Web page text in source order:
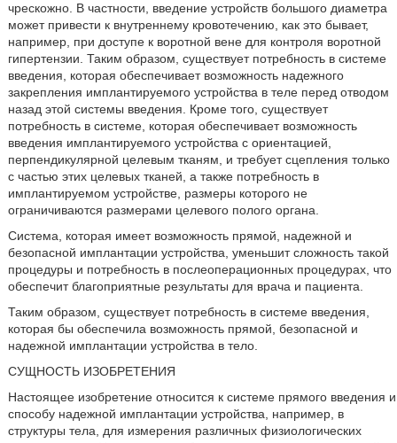
чрескожно. В частности, введение устройств большого диаметра
может привести к внутреннему кровотечению, как это бывает,
например, при доступе к воротной вене для контроля воротной
гипертензии. Таким образом, существует потребность в системе
введения, которая обеспечивает возможность надежного
закрепления имплантируемого устройства в теле перед отводом
назад этой системы введения. Кроме того, существует
потребность в системе, которая обеспечивает возможность
введения имплантируемого устройства с ориентацией,
перпендикулярной целевым тканям, и требует сцепления только
с частью этих целевых тканей, а также потребность в
имплантируемом устройстве, размеры которого не
ограничиваются размерами целевого полого органа.
Система, которая имеет возможность прямой, надежной и
безопасной имплантации устройства, уменьшит сложность такой
процедуры и потребность в послеоперационных процедурах, что
обеспечит благоприятные результаты для врача и пациента.
Таким образом, существует потребность в системе введения,
которая бы обеспечила возможность прямой, безопасной и
надежной имплантации устройства в тело.
СУЩНОСТЬ ИЗОБРЕТЕНИЯ
Настоящее изобретение относится к системе прямого введения и
способу надежной имплантации устройства, например, в
структуры тела, для измерения различных физиологических